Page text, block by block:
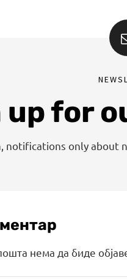
up for
notifications only about
нема да биде